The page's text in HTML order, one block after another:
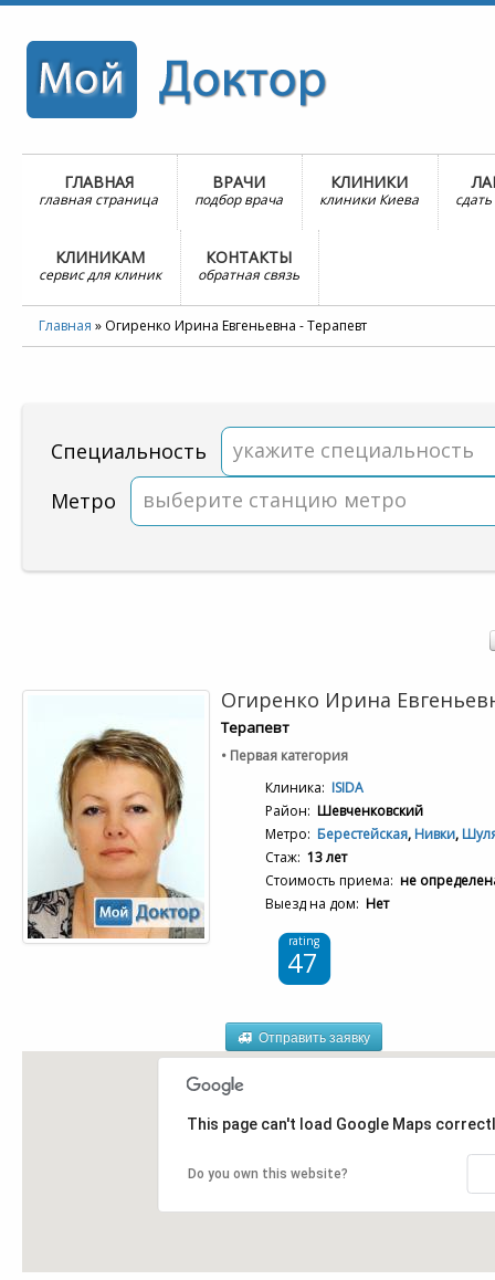
ГЛАВНАЯ
главная страница
ВРАЧИ
подбор врача
КЛИНИКИ
клиники Киева
КЛИНИКАМ
сервис для клиник
КОНТАКТЫ
обратная связь
Главная » Огиренко Ирина Евгеньевна - Терапевт
Специальность
укажите специальность
Метро
выберите станцию метро
Огиренко Ирина
Терапевт
• Первая категория
Клиника: ISIDA
Район: Шевченковский
Метро: Берестейская, Нивки,
Стаж: 13 лет
Стоимость приема: не
Выезд на дом: Нет
rating
47
Отправить заявку
This page can't load Google Maps
Do you own this website?